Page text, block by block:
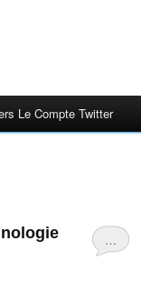
Le Compte Twitter
…